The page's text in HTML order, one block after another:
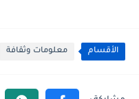
الأقسام معلومات وثقافة